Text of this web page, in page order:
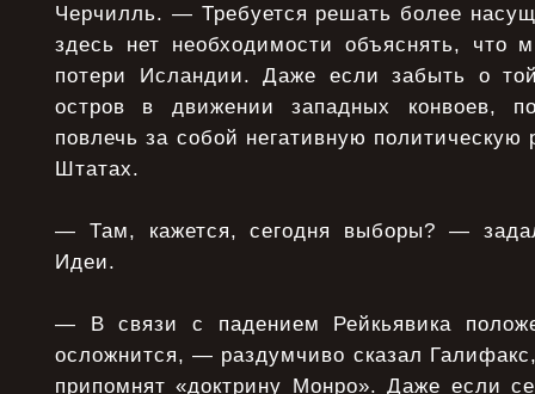
Черчилль. — Требуется решать более
здесь нет необходимости объяснять, что
потери Исландии. Даже если забыть о
остров в движении западных конвоев,
повлечь за собой негативную
Штатах.
— Там, кажется, сегодня выборы? —
Идеи.
— В связи с падением Рейкьявика
осложнится, — раздумчиво сказал
припомнят «доктрину Монро». Даже если